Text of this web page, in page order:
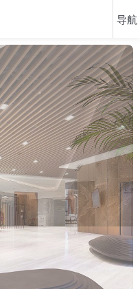
，重新定
公空间